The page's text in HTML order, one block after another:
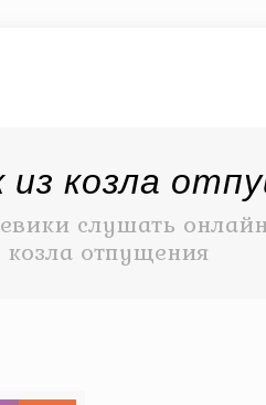
козла
слушать
отпущения